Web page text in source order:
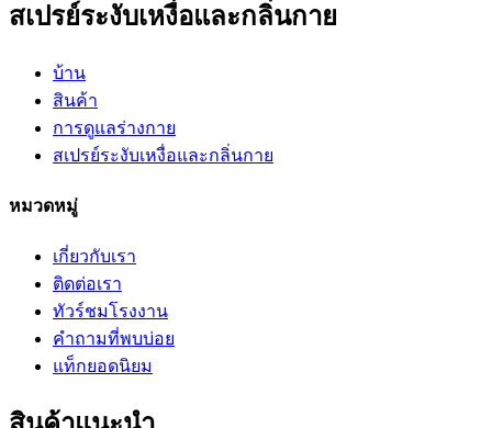
สเปรย์ระงับเหงื่อและกลิ่นกาย
บ้าน
สินค้า
การดูแลร่างกาย
สเปรย์ระงับเหงื่อและกลิ่นกาย
หมวดหมู่
เกี่ยวกับเรา
ติดต่อเรา
ทัวร์ชมโรงงาน
คำถามที่พบบ่อย
แท็กยอดนิยม